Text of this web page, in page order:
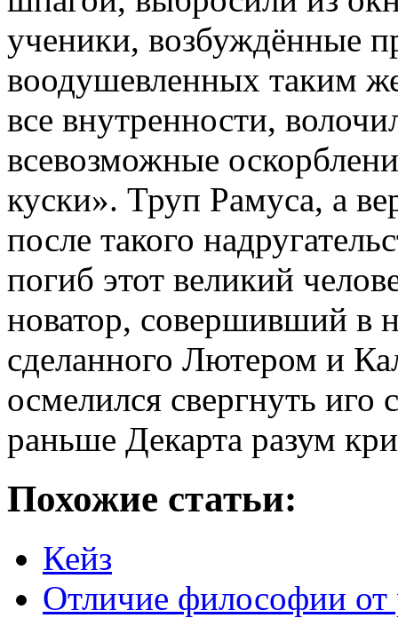
ученики, возбуждённые
воодушевленных таким
все внутренности,
всевозможные
куски». Труп Рамуса, а
после такого
погиб этот великий
новатор, совершивший в
сделанного Лютером и
осмелился свергнуть иго
раньше Декарта разум
Похожие статьи:
Кейз
Отличие философии от